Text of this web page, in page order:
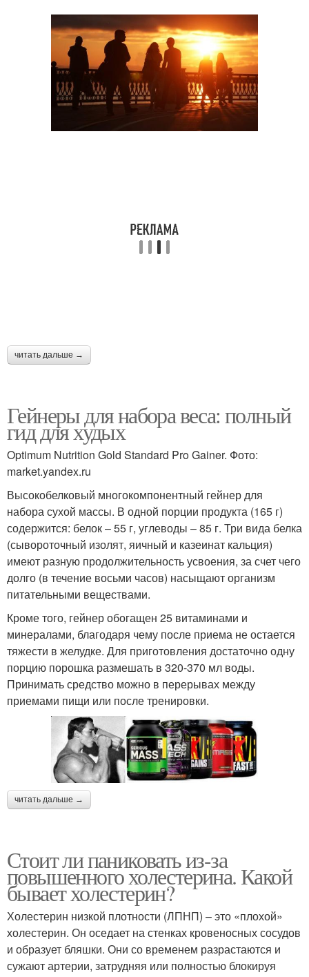
читать дальше →
Гейнеры для набора веса: полный
гид для худых
Optimum Nutrition Gold Standard Pro Gainer. Фото:
market.yandex.ru
Высокобелковый многокомпонентный гейнер для
набора сухой массы. В одной порции продукта (165 г)
содержится: белок – 55 г, углеводы – 85 г. Три вида белка
(сывороточный изолят, яичный и казеинат кальция)
имеют разную продолжительность усвоения, за счет чего
долго (в течение восьми часов) насыщают организм
питательными веществами.
Кроме того, гейнер обогащен 25 витаминами и
минералами, благодаря чему после приема не остается
тяжести в желудке. Для приготовления достаточно одну
порцию порошка размешать в 320-370 мл воды.
Принимать средство можно в перерывах между
приемами пищи или после тренировки.
читать дальше →
Стоит ли паниковать из-за
повышенного холестерина. Какой
бывает холестерин?
Холестерин низкой плотности (ЛПНП) – это «плохой»
холестерин. Он оседает на стенках кровеносных сосудов
и образует бляшки. Они со временем разрастаются и
сужают артерии, затрудняя или полностью блокируя